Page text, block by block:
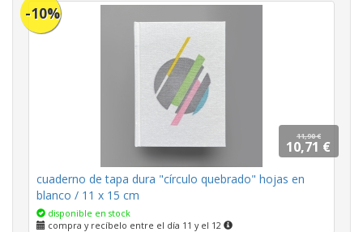
-10%
11,90 €
10,71 €
cuaderno de tapa dura "círculo quebrado" hojas en
blanco / 11 x 15 cm
disponible en stock
compra y recíbelo entre el día 11 y el 12